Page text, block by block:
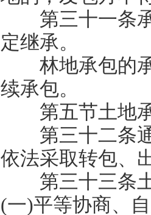
第三十一条
定继承。
林地承包的承
续承包。
第五节土地
第三十二条
依法采取转包、
第三十三条
(一)平等协商、